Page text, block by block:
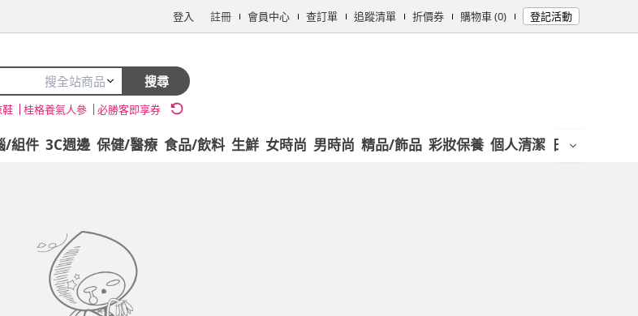
登入 註冊 會員中心 查訂單 追蹤清單 折價券 購物車 (0) 登記活動
搜全站商品 搜尋
鞋 桂格養氣人參 必勝客即享券
/組件 3C週邊 保健/醫療 食品/飲料 生鮮 女時尚 男時尚 精品/飾品 彩妝保養 個人清潔 日用/紙品